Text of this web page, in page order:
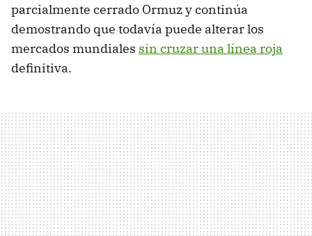
parcialmente cerrado Ormuz y continúa
demostrando que todavía puede alterar los
mercados mundiales sin cruzar una línea roja
definitiva.